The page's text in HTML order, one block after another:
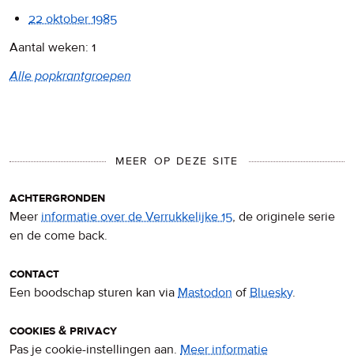
22 oktober 1985
Aantal weken: 1
Alle popkrantgroepen
MEER OP DEZE SITE
achtergronden
Meer informatie over de Verrukkelijke 15, de originele serie
en de come back.
contact
Een boodschap sturen kan via Mastodon ofBluesky.
cookies & privacy
Pas je cookie-instellingen aan. Meer informatie